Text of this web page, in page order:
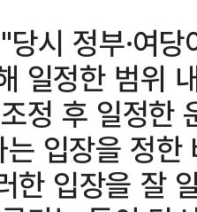
시 정부·여
일정한 범위
정 후 일정한
는 입장을 정
한 입장을 잘